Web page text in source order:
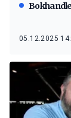
05.12.2025